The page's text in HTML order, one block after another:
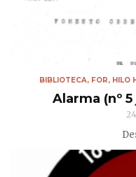
BIBLIOTECA, FOR, HILO
Alarma (nº